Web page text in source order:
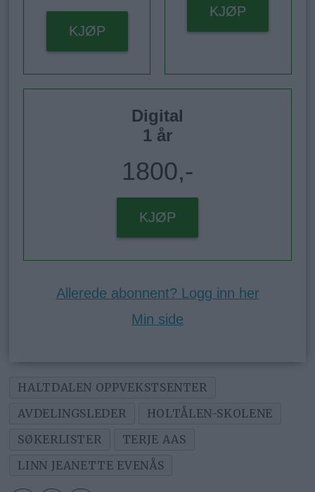
KJØP
KJØP
Digital
1 år
1800,-
KJØP
Allerede abonnent? Logg inn her
Min side
HALTDALEN OPPVEKSTSENTER
AVDELINGSLEDER
HOLTÅLEN-SKOLENE
SØKERLISTER
TERJE AAS
LINN JEANETTE EVENÅS